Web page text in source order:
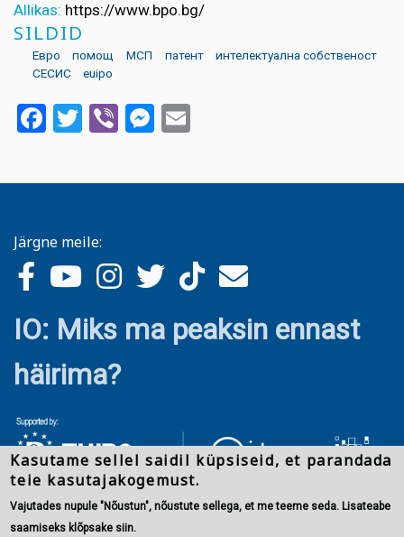
Allikas: https://www.bpo.bg/
SILDID
Евро помощ МСП патент
интелектуална собственост
СЕСИС
euipo
Facebook
Twitter
ViberMessenger
Järgne meile:
IO: Miks ma peaksin ennast
häirima?
Kasutame sellel saidil küpsiseid, et parandada
teie kasutajakogemust.
Vajutades nupule "Nõustun", nõustute sellega, et me teeme seda. Lisateabe
saamiseks klõpsake siin.